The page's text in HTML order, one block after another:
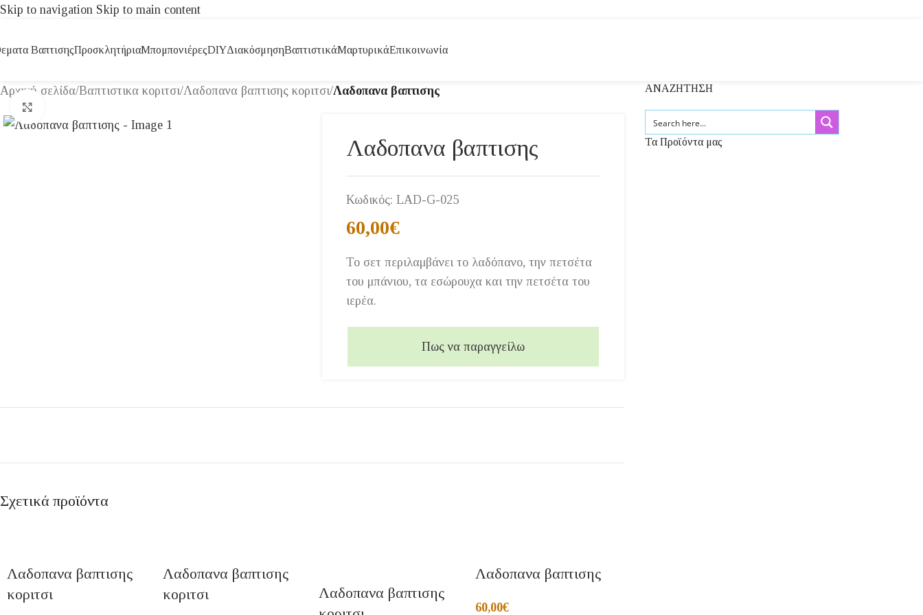
Skip to navigation Skip to main content
ΒαπτισηςΠροσκλητήριαΜπομπονιέρεςDIYΔιακόσμησηΒαπτιστικάΜαρτυρικάΕπικοινωνία
Αρχική σελίδα/Βαπτιστικα κοριτσι/Λαδοπανα βαπτισης κοριτσι/Λαδοπανα βαπτισης
Λαδοπανα βαπτισης
Κωδικός:LAD-G-025
60,00€
Το σετ περιλαμβάνει το λαδόπανο, την πετσέτα
του μπάνιου, τα εσώρουχα και την πετσέτα του
ιερέα.
Πως να παραγγείλω
Σχετικά προϊόντα
Λαδοπανα βαπτισης
κοριτσι
Λαδοπανα βαπτισης
κοριτσι
Λαδοπανα βαπτισης
Λαδοπανα βαπτισης
60,00€
ΑΝΑΖΗΤΗΣΗ
Τα Προϊόντα μας